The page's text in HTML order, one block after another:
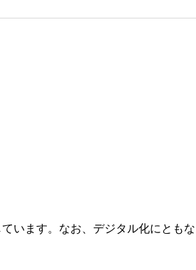
います。なお、デジタル化にとも